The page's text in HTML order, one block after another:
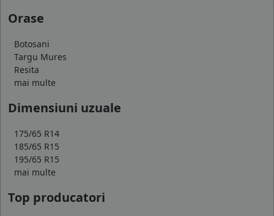
Orase
Botosani
Targu Mures
Resita
mai multe
Dimensiuni uzuale
175/65 R14
185/65 R15
195/65 R15
mai multe
Top producatori